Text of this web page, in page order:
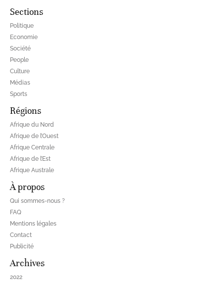
Sections
Politique
Economie
Société
People
Culture
Médias
Sports
Régions
Afrique du Nord
Afrique de l’Ouest
Afrique Centrale
Afrique de l’Est
Afrique Australe
À propos
Qui sommes-nous ?
FAQ
Mentions légales
Contact
Publicité
Archives
2022